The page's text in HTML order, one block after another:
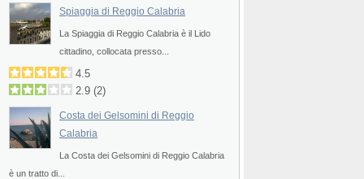
Spiaggia di Reggio Calabria
La Spiaggia di Reggio Calabria è il Lido
cittadino, collocata presso...
4.5
2.9 (2)
Costa dei Gelsomini di Reggio
Calabria
La Costa dei Gelsomini di Reggio Calabria
è un tratto di...